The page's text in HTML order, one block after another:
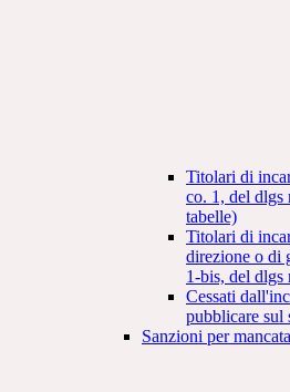
Titolari di
co. 1, del dlgs
tabelle)
Titolari di
direzione o di
1-bis, del dlgs
Cessati
pubblicare sul
Sanzioni per